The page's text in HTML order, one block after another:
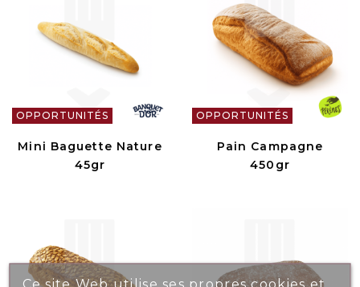
OPPORTUNITÉS
Mini Baguette Nature
45gr
OPPORTUNITÉS
Pain Campagne
450gr
Ce site Web utilise ses propres cookies et